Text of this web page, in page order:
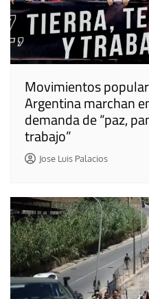
Movimientos
Argentina marchan
demanda de “paz,
trabajo”
Jose Luis Palacios